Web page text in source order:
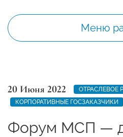
Меню
20 Июня 2022
ОТРАСЛЕВОЕ
КОРПОРАТИВНЫЕ ГОСЗАКАЗЧИКИ
Форум МСП —